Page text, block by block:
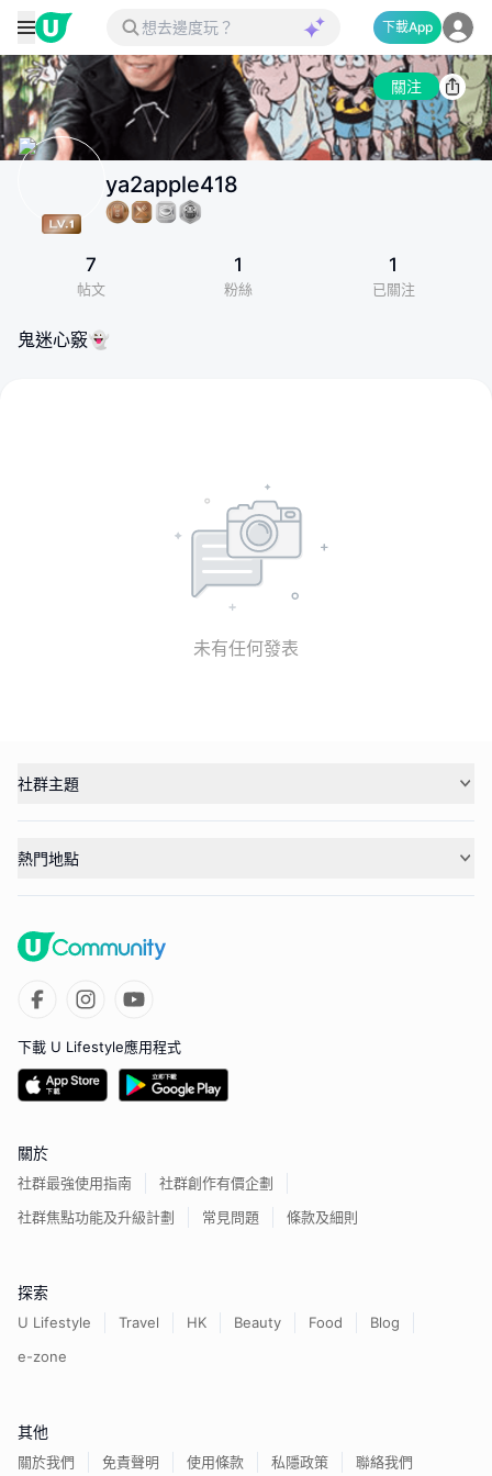
下載App
關注
ya2apple418
7
帖文
1
粉絲
1
已關注
鬼迷心竅👻
未有任何發表
社群主題
熱門地點
下載 U Lifestyle應用程式
關於
社群最強使用指南
社群創作有價企劃
社群焦點功能及升級計劃
常見問題 條款及細則
探索
U Lifestyle Travel HK Beauty Food
Blog
e-zone
其他
關於我們 免責聲明 使用條款 私隱政策 聯絡我們